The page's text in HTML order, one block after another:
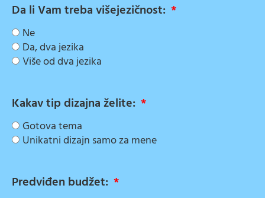
Da li Vam treba višejezičnost:
Ne
Da, dva jezika
Više od dva jezika
Kakav tip dizajna želite:
Gotova tema
Unikatni dizajn samo za mene
Predviđen budžet: